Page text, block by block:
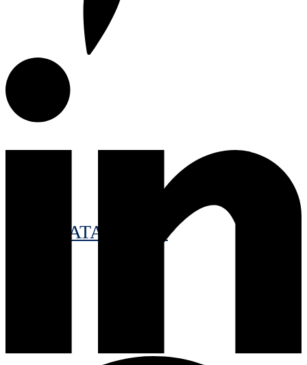
CATALOGUE